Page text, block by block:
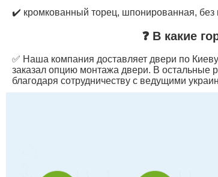
✔️ кромкованный торец, шпонированная, без
❓ В какие
✅ Наша компания доставляет двери по
заказал опцию монтажа двери. В остальные
благодаря сотрудничеству с ведущими